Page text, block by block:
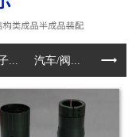
... 汽车/阀... 电动工